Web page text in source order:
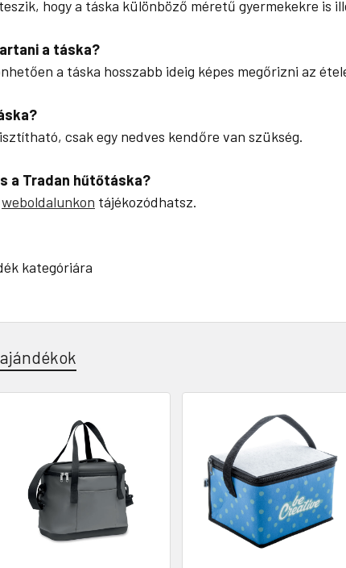
hogy a táska különböző méretű gyermekekre is
a táska?
a táska hosszabb ideig képes megőrizni az
csak egy nedves kendőre van szükség.
a Tradan hűtőtáska?
weboldalunkon tájékozódhatsz.
kategóriára